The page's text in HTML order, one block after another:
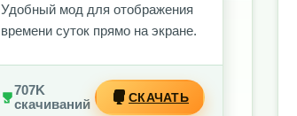
Удобный мод для отображения
времени суток прямо на экране.
707K
скачиваний
СКАЧАТЬ